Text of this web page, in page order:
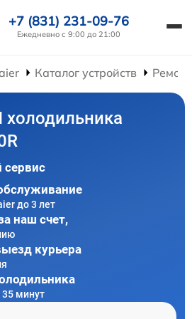
+7 (831) 231-09-76
Ежедневно с 9:00 до 21:00
Каталог устройств
до 3 лет
наш счет,
курьера
35 минут